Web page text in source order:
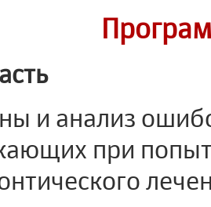
и анализ
при